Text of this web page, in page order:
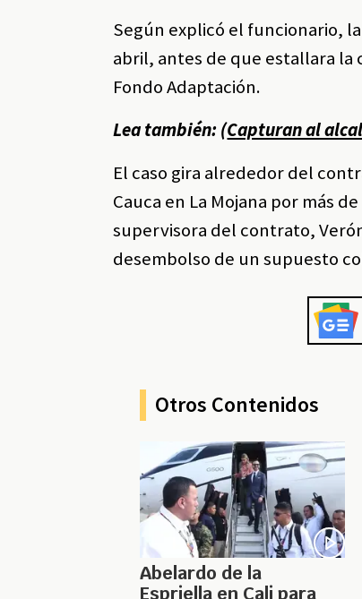
Según explicó el funcionario,
abril, antes de que estallara
Fondo Adaptación.
Lea también: (Capturan al
El caso gira alrededor del
Cauca en La Mojana por más
supervisora del contrato,
desembolso de un supuesto
Otros Contenidos
Abelardo de la
Espriella en Cali para